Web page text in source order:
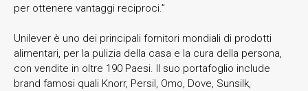
per ottenere vantaggi reciproci.”
Unilever è uno dei principali fornitori mondiali di prodotti
alimentari, per la pulizia della casa e la cura della persona,
con vendite in oltre 190 Paesi. Il suo portafoglio include
brand famosi quali Knorr, Persil, Omo, Dove, Sunsilk,